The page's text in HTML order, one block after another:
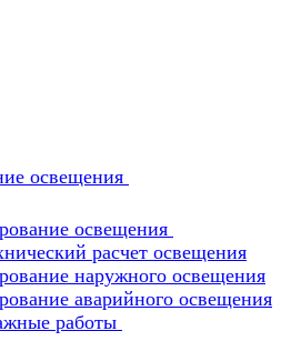
освещения
освещения
расчет освещения
наружного освещения
аварийного освещения
работы